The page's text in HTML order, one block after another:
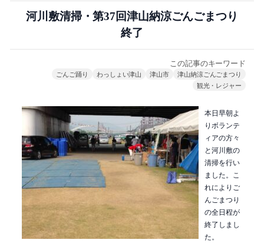
河川敷清掃・第37回津山納涼ごんごまつり
終了
この記事のキーワード
ごんご踊り わっしょい津山 津山市
津山納涼ごんごまつり
観光・レジャー
本日早朝よ
りボランテ
ィアの方々
と河川敷の
清掃を行い
ました。こ
れによりご
んごまつり
の全日程が
終了しまし
た。